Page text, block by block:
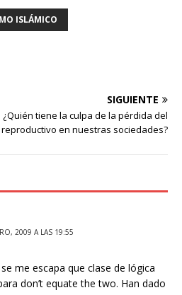
ISLÁMICO
SIGUIENTE
tiene la culpa de la pérdida del
en nuestras sociedades?
2009 A LAS 19:55
me escapa que clase de lógica
don’t equate the two. Han dado